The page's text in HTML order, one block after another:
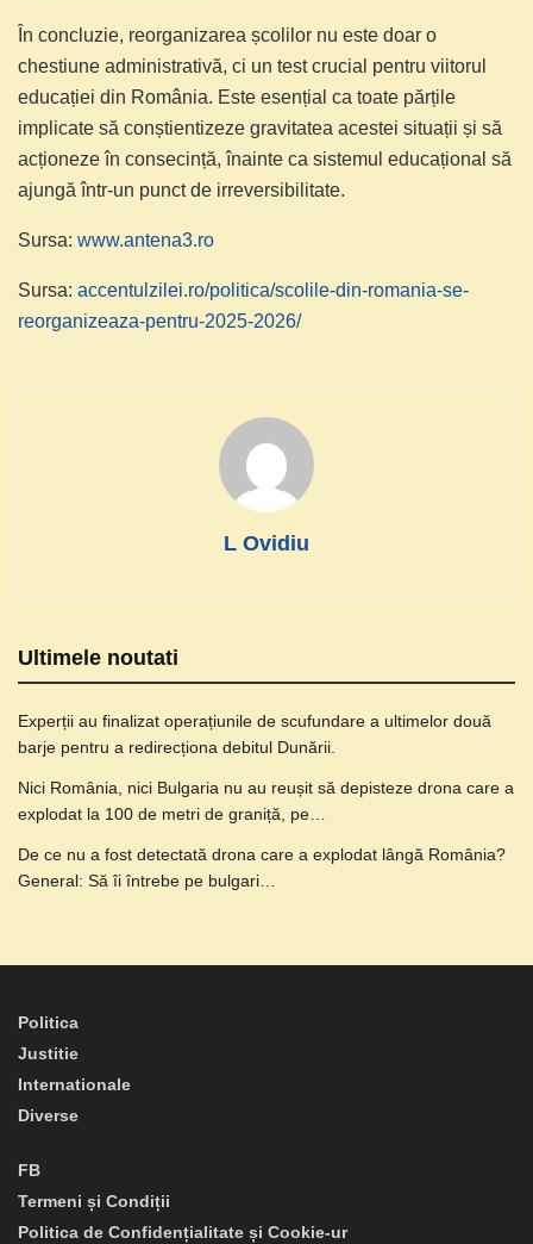
În concluzie, reorganizarea școlilor nu este doar o
chestiune administrativă, ci un test crucial pentru viitorul
educației din România. Este esențial ca toate părțile
implicate să conștientizeze gravitatea acestei situații și să
acționeze în consecință, înainte ca sistemul educațional să
ajungă într-un punct de irreversibilitate.
Sursa: www.antena3.ro
Sursa: accentulzilei.ro/politica/scolile-din-romania-se-
reorganizeaza-pentru-2025-2026/
L Ovidiu
Ultimele noutati
Experții au finalizat operațiunile de scufundare a ultimelor două
barje pentru a redirecționa debitul Dunării.
Nici România, nici Bulgaria nu au reușit să depisteze drona care a
explodat la 100 de metri de graniță, pe…
De ce nu a fost detectată drona care a explodat lângă România?
General: Să îi întrebe pe bulgari…
Politica
Justitie
Internationale
Diverse
FB
Termeni și Condiții
Politica de Confidențialitate și Cookie-ur